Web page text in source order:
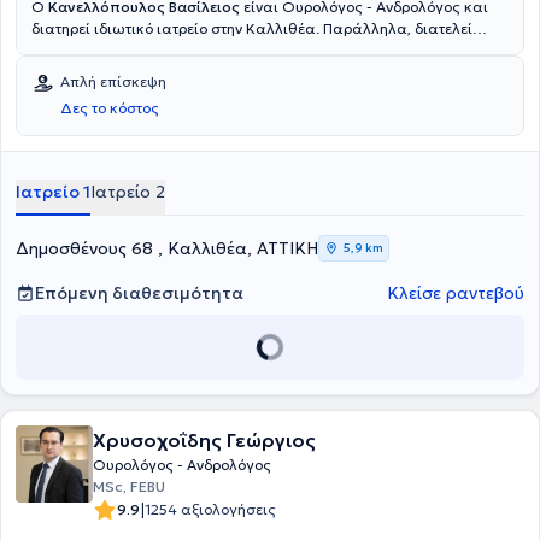
Ο Κανελλόπουλος Βασίλειος είναι Ουρολόγος - Ανδρολόγος και
διατηρεί ιδιωτικό ιατρείο στην Καλλιθέα. Παράλληλα, διατελεί
Σπούδασε Ιατρική στο Ιατρικό Πανεπιστήμιο Βάρνας και ειδικεύτηκε
στο Αντικαρκινικό Νοσοκομείο Θεσσαλονίκης "Θεαγένειο" και στο
Γενικό Νοσοκομείο Αθηνών "Ιπποκράτειο". Επιπλέον, ο γιατρός είναι
πιστοποιημένος στη χρήση υπερήχων. Διαθέτει πολυετή εμπειρία
Γενικό Νοσοκομείο Αθηνών "Ερυθρός Σταυρός". Τέλος, έχει
συμμετάσχει σε πλήθος σεμιναρίων και συνεδρίων και
Απλή επίσκεψη
Δες το κόστος
Ιατρείο 1Ιατρείο 2
Δημοσθένους 68 , Καλλιθέα, ΑΤΤΙΚΗ 5,9 km
Επόμενη διαθεσιμότητα Κλείσε ραντεβού
Χρυσοχοΐδης Γεώργιος
Ουρολόγος - Ανδρολόγος
MSc, FEBU
9.9|1254 αξιολογήσεις